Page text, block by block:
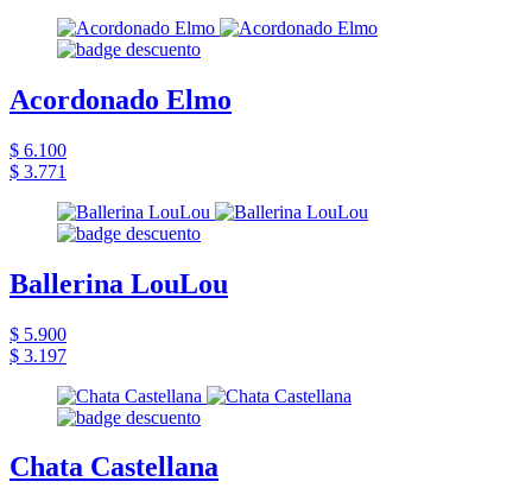
Acordonado Elmo
$ 6.100
$ 3.771
Ballerina LouLou
$ 5.900
$ 3.197
Chata Castellana